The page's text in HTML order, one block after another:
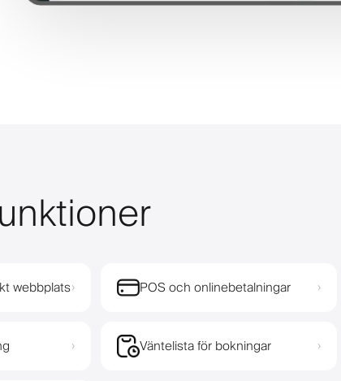
webbplats› POS och onlinebetalningar ›
› Väntelista för bokningar ›